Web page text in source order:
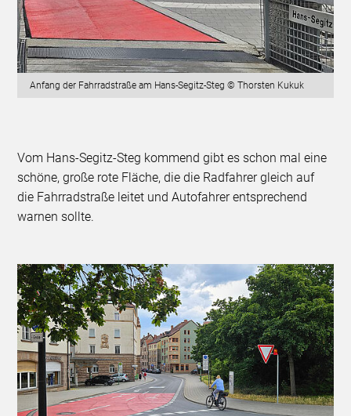
Anfang der Fahrradstraße am Hans-Segitz-Steg © Thorsten Kukuk
Vom Hans-Segitz-Steg kommend gibt es schon mal eine
schöne, große rote Fläche, die die Radfahrer gleich auf
die Fahrradstraße leitet und Autofahrer entsprechend
warnen sollte.